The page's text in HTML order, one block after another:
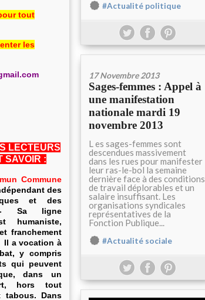
tout
les
LECTEURS
SAVOIR :
Commune
des
et des
- Sa ligne
humaniste,
franchement
Il a vocation à
y compris
qui peuvent
dans un
hors tout
tabous. Dans
#Actualité politique
17 Novembre 2013
Sages-femmes : Appel à
une manifestation
nationale mardi 19
novembre 2013
L es sages-femmes sont
descendues massivement
dans les rues pour manifester
leur ras-le-bol la semaine
dernière face à des conditions
de travail déplorables et un
salaire insuffisant. Les
organisations syndicales
représentatives de la
Fonction Publique...
#Actualité sociale